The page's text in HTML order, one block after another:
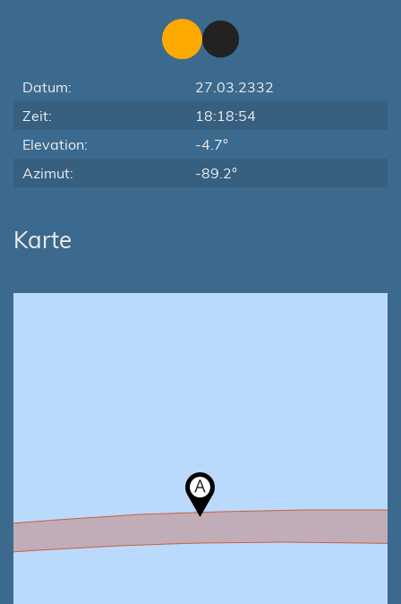
Datum:
27.03.2332
Zeit:
18:18:54
Elevation:
-4.7°
Azimut:
-89.2°
Karte